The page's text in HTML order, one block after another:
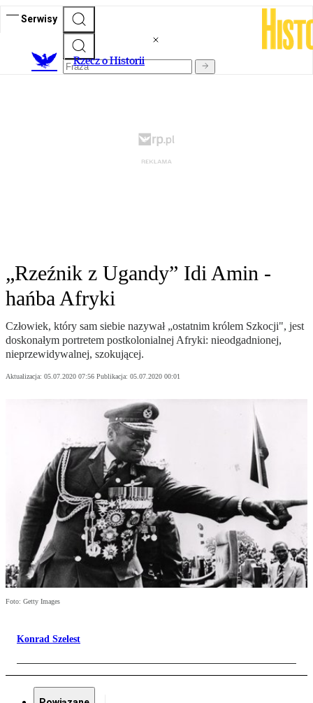
Serwisy
Rzecz o Historii
„Rzeźnik z Ugandy” Idi Amin -
hańba Afryki
Człowiek, który sam siebie nazywał „ostatnim królem Szkocji", jest
doskonałym portretem postkolonialnej Afryki: nieodgadnionej,
nieprzewidywalnej, szokującej.
Aktualizacja: 05.07.2020 07:56 Publikacja: 05.07.2020 00:01
Foto: Getty Images
Konrad Szelest